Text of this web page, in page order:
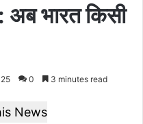
अब भारत किसी
0 3 minutes read
News